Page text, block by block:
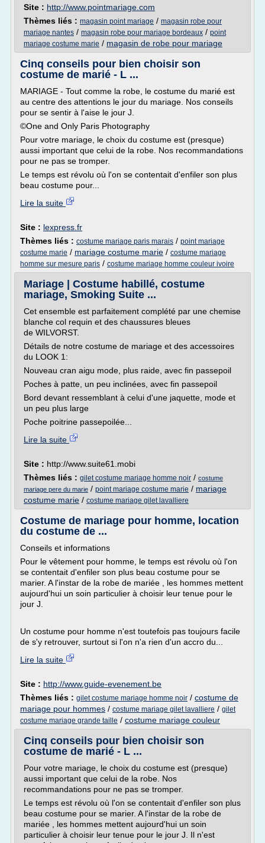
Site : http://www.pointmariage.com
Thèmes liés : magasin point mariage / magasin robe pour
mariage nantes / magasin robe pour mariage bordeaux / point
mariage costume marie / magasin de robe pour mariage
Cinq conseils pour bien choisir son
costume de marié - L ...
MARIAGE - Tout comme la robe, le costume du marié est
au centre des attentions le jour du mariage. Nos conseils
pour se sentir à l'aise le jour J.
©One and Only Paris Photography
Pour votre mariage, le choix du costume est (presque)
aussi important que celui de la robe. Nos recommandations
pour ne pas se tromper.
Le temps est révolu où l'on se contentait d'enfiler son plus
beau costume pour...
Lire la suite
Site : lexpress.fr
Thèmes liés : costume mariage paris marais / point mariage
costume marie / mariage costume marie / costume mariage
homme sur mesure paris / costume mariage homme couleur ivoire
Mariage | Costume habillé, costume
mariage, Smoking Suite ...
Cet ensemble est parfaitement complété par une chemise
blanche col requin et des chaussures bleues
de WILVORST.
Détails de notre costume de mariage et des accessoires
du LOOK 1:
Nouveau cran aigu mode, plus raide, avec fin passepoil
Poches à patte, un peu inclinées, avec fin passepoil
Bord devant ressemblant à celui d'une jaquette, mode et
un peu plus large
Poche poitrine passepoilée...
Lire la suite
Site : http://www.suite61.mobi
Thèmes liés : gilet costume mariage homme noir / costume
mariage pere du marie / point mariage costume marie / mariage
costume marie / costume mariage gilet lavalliere
Costume de mariage pour homme, location
du costume de ...
Conseils et informations
Pour le vêtement pour homme, le temps est révolu où l'on
se contentait d'enfiler son plus beau costume pour se
marier. A l'instar de la robe de mariée , les hommes mettent
aujourd'hui un soin particulier à choisir leur tenue pour le
jour J.
Un costume pour homme n'est toutefois pas toujours facile
de s'y retrouver, surtout si l'on n'a rien d'un accro du...
Lire la suite
Site : http://www.guide-evenement.be
Thèmes liés : gilet costume mariage homme noir / costume de
mariage pour hommes / costume mariage gilet lavalliere / gilet
costume mariage grande taille / costume mariage couleur
Cinq conseils pour bien choisir son
costume de marié - L ...
Pour votre mariage, le choix du costume est (presque)
aussi important que celui de la robe. Nos
recommandations pour ne pas se tromper.
Le temps est révolu où l'on se contentait d'enfiler son plus
beau costume pour se marier. A l'instar de la robe de
mariée , les hommes mettent aujourd'hui un soin
particulier à choisir leur tenue pour le jour J. Il n'est